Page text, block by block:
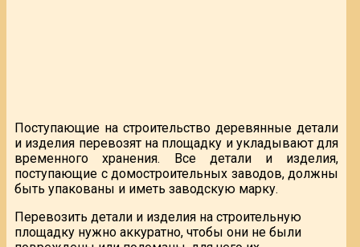
Поступающие на строительство деревянные детали
и изделия перевозят на площадку и укладывают для
временного хранения. Все детали и изделия,
поступающие с домостроительных заводов, должны
быть упакованы и иметь заводскую марку.
Перевозить детали и изделия на строительную
площадку нужно аккуратно, чтобы они не были